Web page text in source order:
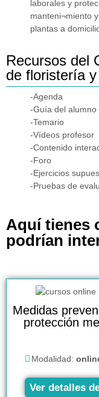
laborales y
manteni¬miento
plantas a
Recursos del
de floristería
-Agenda
-Guía del alumno
-Temario
-Vídeos profesor
-Contenido
-Foro
-Ejercicios
-Pruebas de
Aquí tienes
podrían
Medidas
protección
Modalidad:
Ver detalles